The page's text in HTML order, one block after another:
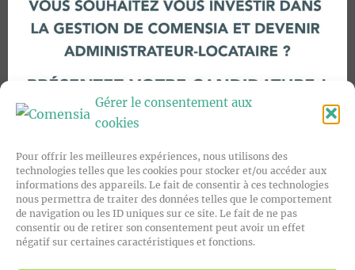
Gérer le consentement aux
cookies
Pour offrir les meilleures expériences, nous utilisons des
technologies telles que les cookies pour stocker et/ou accéder aux
informations des appareils. Le fait de consentir à ces technologies
nous permettra de traiter des données telles que le comportement
de navigation ou les ID uniques sur ce site. Le fait de ne pas
consentir ou de retirer son consentement peut avoir un effet
négatif sur certaines caractéristiques et fonctions.